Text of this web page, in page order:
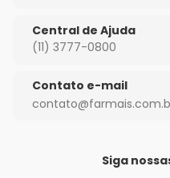
Central de Ajuda
(11) 3777-0800
Contato e-mail
Siga